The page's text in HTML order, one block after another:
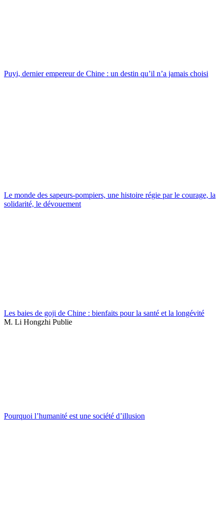
Puyi, dernier empereur de Chine : un destin qu’il n’a jamais choisi
Le monde des sapeurs-pompiers, une histoire régie par le courage, la
solidarité, le dévouement
Les baies de goji de Chine : bienfaits pour la santé et la longévité
M. Li Hongzhi Publie
Pourquoi l’humanité est une société d’illusion